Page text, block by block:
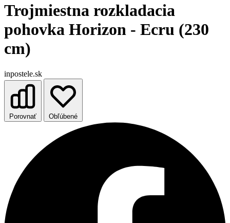
Trojmiestna rozkladacia
pohovka Horizon - Ecru (230
cm)
inpostele.sk
Porovnať Obľúbené